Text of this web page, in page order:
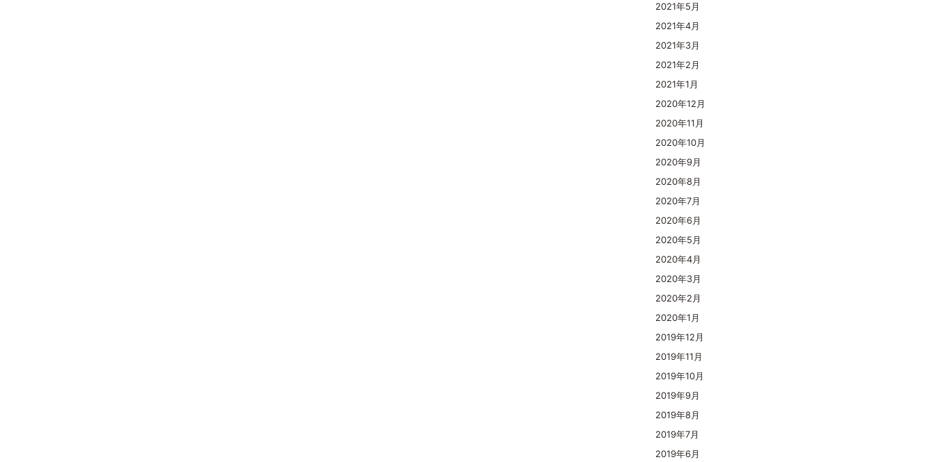
2021年5月
2021年4月
2021年3月
2021年2月
2021年1月
2020年12月
2020年11月
2020年10月
2020年9月
2020年8月
2020年7月
2020年6月
2020年5月
2020年4月
2020年3月
2020年2月
2020年1月
2019年12月
2019年11月
2019年10月
2019年9月
2019年8月
2019年7月
2019年6月